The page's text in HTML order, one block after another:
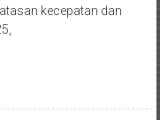
kecepatan dan